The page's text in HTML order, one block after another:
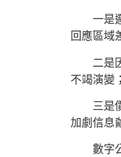
一是
回應區域
二是
不竭演變
三是
加劇信息
數字